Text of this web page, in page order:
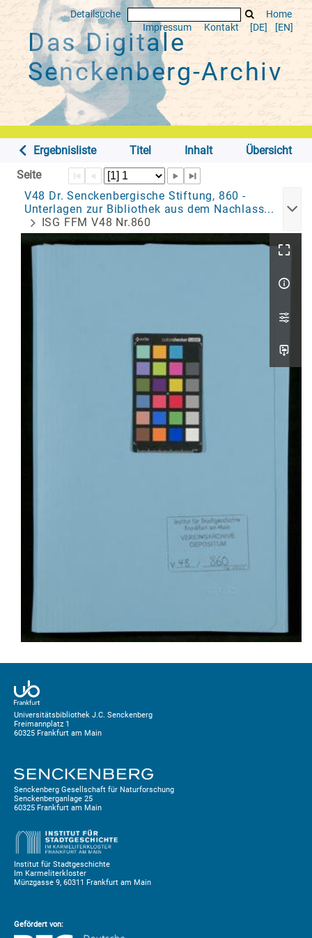
Detailsuche
Home
Impressum
Kontakt [DE] [EN]
Das Digitale
Senckenberg-Archiv
Ergebnisliste Titel Inhalt
Übersicht
Seite
V48 Dr. Senckenbergische Stiftung, 860 -
Unterlagen zur Bibliothek aus dem Nachlass...
ISG FFM V48 Nr.860
Universitätsbibliothek J.C. Senckenberg
Freimannplatz 1
60325 Frankfurt am Main
Senckenberg Gesellschaft für Naturforschung
Senckenberganlage 25
60325 Frankfurt am Main
Institut für Stadtgeschichte
Im Karmeliterkloster
Münzgasse 9, 60311 Frankfurt am Main
Gefördert von: